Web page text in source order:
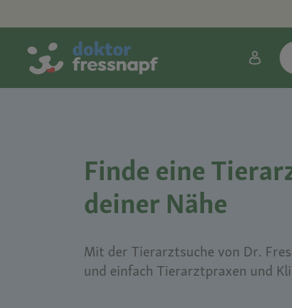
Finde eine
deiner Nähe
Mit der Tierarztsuche von Dr.
und einfach Tierarztpraxen und